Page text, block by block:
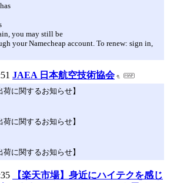
you may still be
your Namecheap account. To renew: sign in,
JAEA 日本航空技術協会
荷に関するお知らせ】
荷に関するお知らせ】
荷に関するお知らせ】
【楽天市場】身近にハイテクを感じ